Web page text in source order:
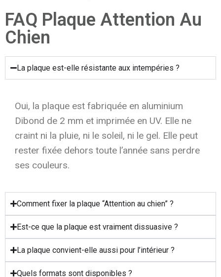
FAQ Plaque Attention Au
Chien
La plaque est-elle résistante aux intempéries ?
Oui, la plaque est fabriquée en aluminium
Dibond de 2 mm et imprimée en UV. Elle ne
craint ni la pluie, ni le soleil, ni le gel. Elle peut
rester fixée dehors toute l’année sans perdre
ses couleurs.
Comment fixer la plaque “Attention au chien” ?
Est-ce que la plaque est vraiment dissuasive ?
La plaque convient-elle aussi pour l’intérieur ?
Quels formats sont disponibles ?